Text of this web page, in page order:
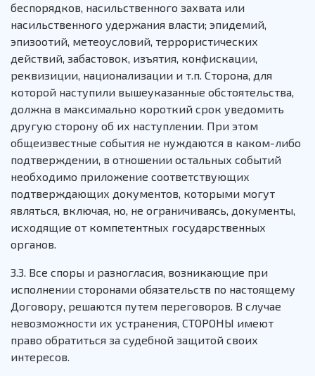
беспорядков, насильственного захвата или
насильственного удержания власти; эпидемий,
эпизоотий, метеоусловий, террористических
действий, забастовок, изъятия, конфискации,
реквизиции, национализации и т.п. Сторона, для
которой наступили вышеуказанные обстоятельства,
должна в максимально короткий срок уведомить
другую сторону об их наступлении. При этом
общеизвестные события не нуждаются в каком-либо
подтверждении, в отношении остальных событий
необходимо приложение соответствующих
подтверждающих документов, которыми могут
являться, включая, но, не ограничиваясь, документы,
исходящие от компетентных государственных
органов.
3.3. Все споры и разногласия, возникающие при
исполнении сторонами обязательств по настоящему
Договору, решаются путем переговоров. В случае
невозможности их устранения, СТОРОНЫ имеют
право обратиться за судебной защитой своих
интересов.